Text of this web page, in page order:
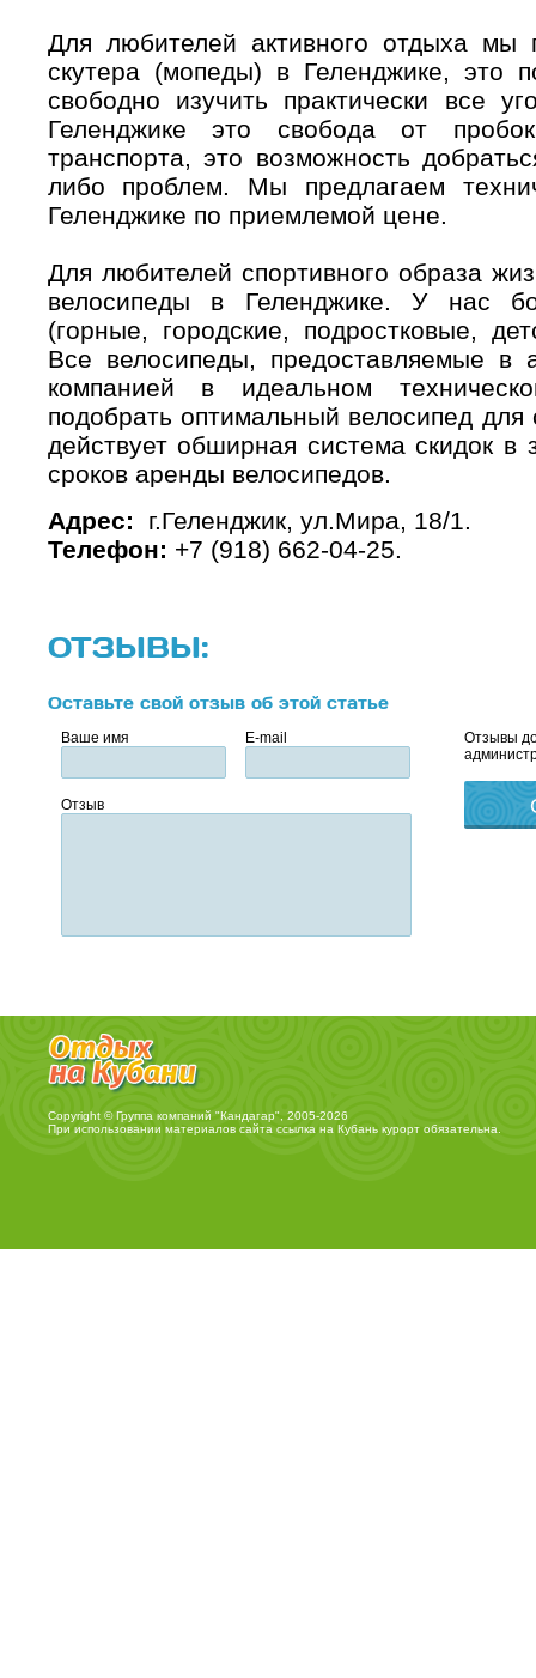
Для любителей активного отдыха мы
скутера (мопеды) в Геленджике, это
свободно изучить практически все
Геленджике это свобода от
транспорта, это возможность
либо проблем. Мы предлагаем
Геленджике по приемлемой цене.
Для любителей спортивного образа
велосипеды в Геленджике. У нас
(горные, городские, подростковые,
Все велосипеды, предоставляемые в
компанией в идеальном
подобрать оптимальный велосипед
действует обширная система скидок в
сроков аренды велосипедов.
Адрес: г.Геленджик, ул.Мира, 18/1.
Телефон: +7 (918) 662-04-25.
ОТЗЫВЫ:
Оставьте свой отзыв об этой статье
Ваше имя E-mail
Отзыв
Отзывы
Copyright © Группа компаний "Кандагар", 2005-2026
При использовании материалов сайта ссылка на Кубань курортобязательна.